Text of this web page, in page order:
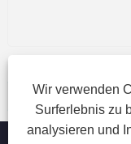
einreichen
Wir verwenden
Surferlebnis zu
analysieren und